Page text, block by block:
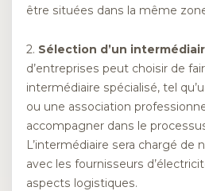
être situées dans la même
2. Sélection d’un
d’entreprises peut choisir de
intermédiaire spécialisé, tel
ou une association
accompagner dans le
L’intermédiaire sera chargé de
avec les fournisseurs
aspects logistiques.